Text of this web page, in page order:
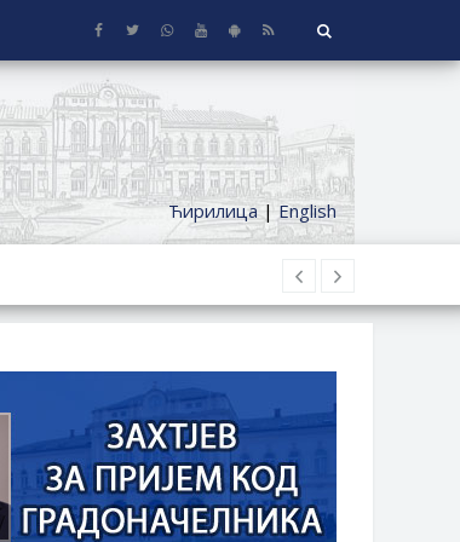
Ћирилица|English
NA TERITORIJI
ZA DEMOBILISANE BORCE
VLASNIKA I JAVNI